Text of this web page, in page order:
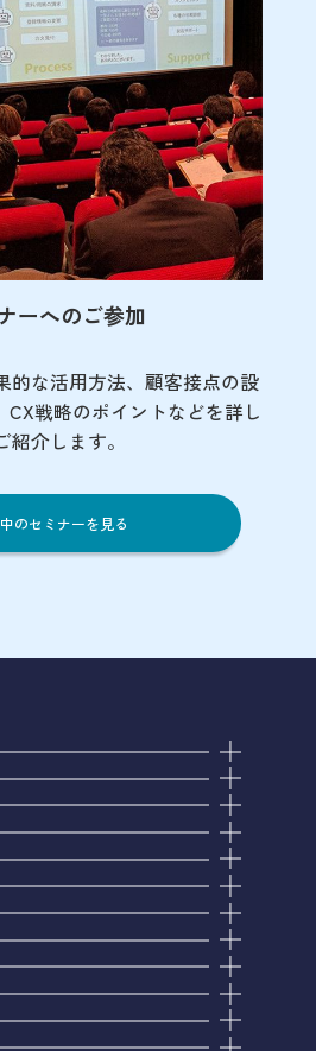
ーへのご参加
的な活用方法、顧客接点の設
戦略のポイントなどを詳し
紹介します。
のセミナーを見る